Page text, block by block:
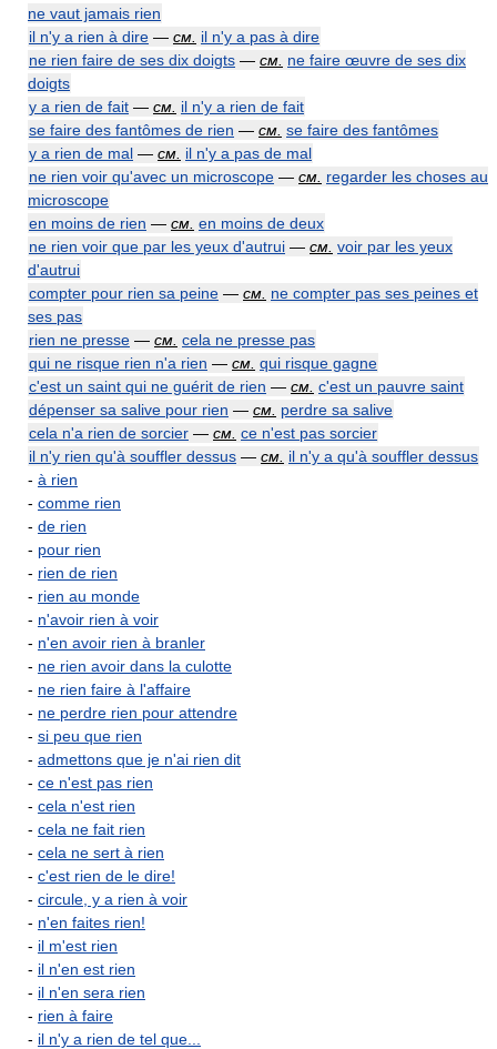
ne vaut jamais rien
il n'y a rien à dire — см. il n'y a pas à dire
ne rien faire de ses dix doigts — см. ne faire œuvre de ses dix
doigts
y a rien de fait — см. il n'y a rien de fait
se faire des fantômes de rien — см. se faire des fantômes
y a rien de mal — см. il n'y a pas de mal
ne rien voir qu'avec un microscope — см. regarder les choses au
microscope
en moins de rien — см. en moins de deux
ne rien voir que par les yeux d'autrui — см. voir par les yeux
d'autrui
compter pour rien sa peine — см. ne compter pas ses peines et
ses pas
rien ne presse — см. cela ne presse pas
qui ne risque rien n'a rien — см. qui risque gagne
c'est un saint qui ne guérit de rien — см. c'est un pauvre saint
dépenser sa salive pour rien — см. perdre sa salive
cela n'a rien de sorcier — см. ce n'est pas sorcier
il n'y rien qu'à souffler dessus — см. il n'y a qu'à souffler dessus
- à rien
- comme rien
- de rien
- pour rien
- rien de rien
- rien au monde
- n'avoir rien à voir
- n'en avoir rien à branler
- ne rien avoir dans la culotte
- ne rien faire à l'affaire
- ne perdre rien pour attendre
- si peu que rien
- admettons que je n'ai rien dit
- ce n'est pas rien
- cela n'est rien
- cela ne fait rien
- cela ne sert à rien
- c'est rien de le dire!
- circule, y a rien à voir
- n'en faites rien!
- il m'est rien
- il n'en est rien
- il n'en sera rien
- rien à faire
- il n'y a rien de tel que...